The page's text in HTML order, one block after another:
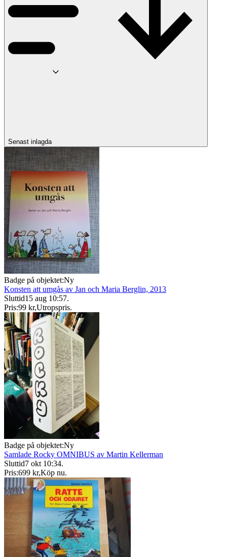
Senast inlagda
Badge på objektet:Ny
Konsten att umgås av Jan och Maria Berglin, 2013
Sluttid15 aug 10:57.
Pris:99 kr,Utropspris.
Badge på objektet:Ny
Samlade Rocky OMNIBUS av Martin Kellerman
Sluttid7 okt 10:34.
Pris:699 kr,Köp nu.